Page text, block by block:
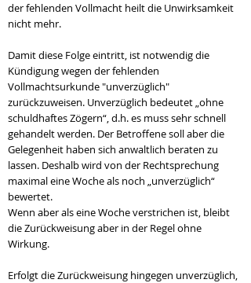
der fehlenden Vollmacht heilt die Unwirksamkeit
nicht mehr.
Damit diese Folge eintritt, ist notwendig die
Kündigung wegen der fehlenden
Vollmachtsurkunde "unverzüglich"
zurückzuweisen. Unverzüglich bedeutet „ohne
schuldhaftes Zögern“, d.h. es muss sehr schnell
gehandelt werden. Der Betroffene soll aber die
Gelegenheit haben sich anwaltlich beraten zu
lassen. Deshalb wird von der Rechtsprechung
maximal eine Woche als noch „unverzüglich“
bewertet.
Wenn aber als eine Woche verstrichen ist, bleibt
die Zurückweisung aber in der Regel ohne
Wirkung.
Erfolgt die Zurückweisung hingegen unverzüglich,